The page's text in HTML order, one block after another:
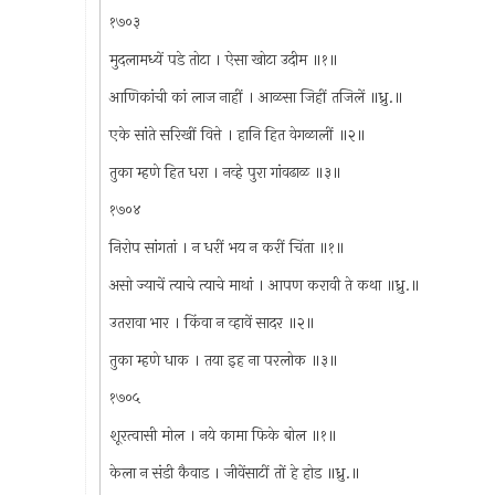
१७०३
मुदलामध्यें पडे तोटा । ऐसा खोटा उदीम ॥१॥
आणिकांची कां लाज नाहीं । आळसा जिहीं तजिलें ॥ध्रु.॥
एके सांते सरिखीं वित्ते । हानि हित वेगळालीं ॥२॥
तुका म्हणे हित धरा । नव्हे पुरा गांवढाळ ॥३॥
१७०४
निरोप सांगतां । न धरीं भय न करीं चिंता ॥१॥
असो ज्याचें त्याचे त्याचे माथां । आपण करावी ते कथा ॥ध्रु.॥
उतरावा भार । किंवा न व्हावें सादर ॥२॥
तुका म्हणे धाक । तया इह ना परलोक ॥३॥
१७०५
शूरत्वासी मोल । नये कामा फिके बोल ॥१॥
केला न संडी कैवाड । जीवेंसाटीं तों हे होड ॥ध्रु.॥